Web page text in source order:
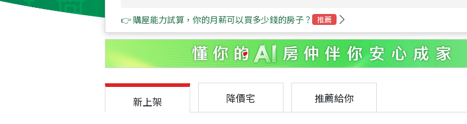
👉 購屋能力試算，你的月薪可以買多少錢的房子？ 推薦
新上架 降價宅 推薦給你